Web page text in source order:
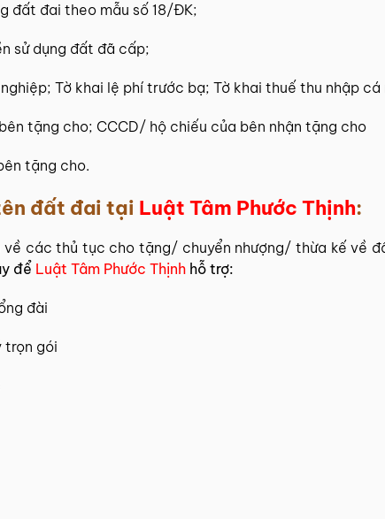
đất đai theo mẫu số 18/ĐK;
sử dụng đất đã cấp;
Tờ khai lệ phí trước bạ; Tờ khai thuế thu nhập cá
tặng cho; CCCD/ hộ chiếu của bên nhận tặng cho
tặng cho.
đất đai tại Luật Tâm Phước Thịnh:
về các thủ tục cho tặng/ chuyển nhượng/ thừa kế về
để Luật Tâm Phước Thịnh hỗ trợ:
đài
trọn gói